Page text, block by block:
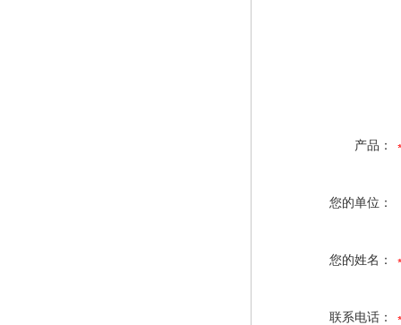
产品：
您的单位：
您的姓名：
联系电话：